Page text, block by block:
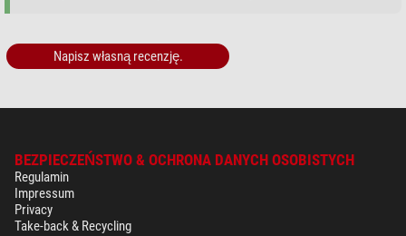
Napisz własną recenzję.
BEZPIECZEŃSTWO & OCHRONA DANYCH OSOBISTYCH
Regulamin
Impressum
Privacy
Take-back & Recycling